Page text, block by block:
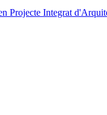
Projecte Integrat